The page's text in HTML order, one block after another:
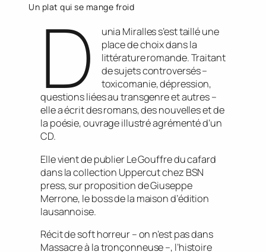
Un plat qui se mange froid
D
unia Miralles s’est taillé une
place de choix dans la
littérature romande. Traitant
de sujets controversés –
toxicomanie, dépression,
questions liées au transgenre et autres –
elle a écrit des romans, des nouvelles et de
la poésie, ouvrage illustré agrémenté d’un
CD.
Elle vient de publier Le Gouffre du cafard
dans la collection Uppercut chez BSN
press, sur proposition de Giuseppe
Merrone, le boss de la maison d’édition
lausannoise.
Récit de soft horreur – on n’est pas dans
Massacre à la tronçonneuse –, l’histoire